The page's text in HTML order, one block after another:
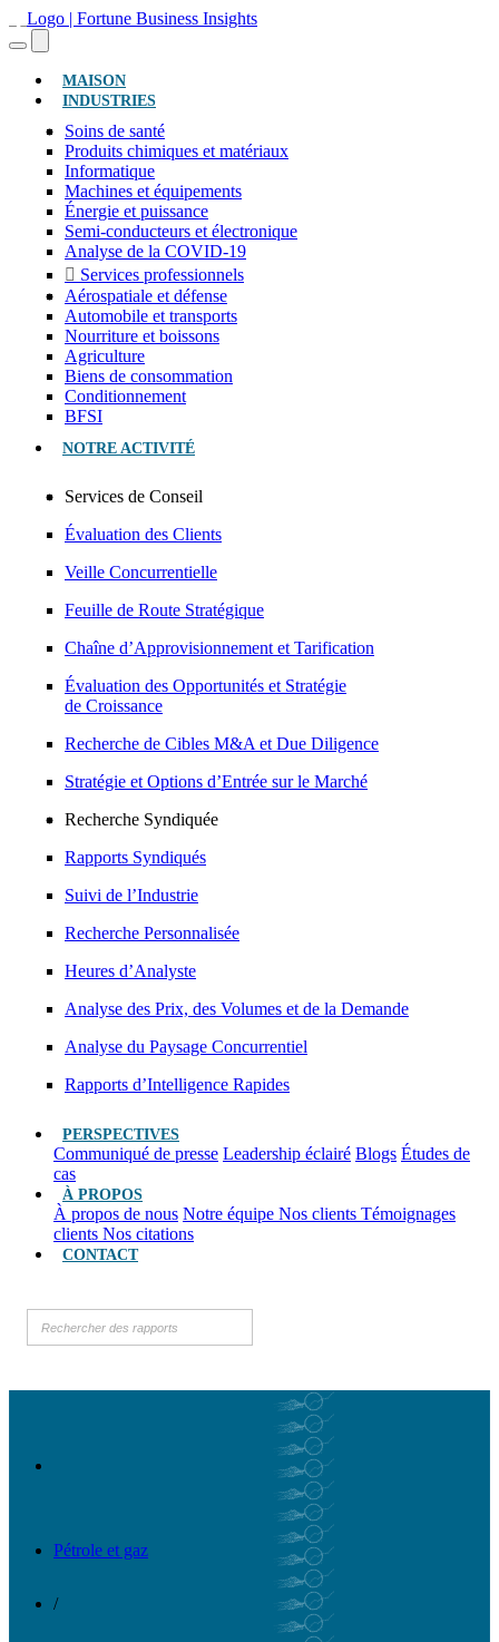
MAISON(ACTUEL)
INDUSTRIES
Soins de santé
Produits chimiques et matériaux
Informatique
Machines et équipements
Énergie et puissance
Semi-conducteurs et électronique
Analyse de la COVID-19
Services professionnels
Aérospatiale et défense
Automobile et transports
Nourriture et boissons
Agriculture
Biens de consommation
Conditionnement
BFSI
NOTRE ACTIVITÉ
Services de Conseil
Évaluation des Clients
Veille Concurrentielle
Feuille de Route Stratégique
Chaîne d’Approvisionnement et Tarification
Évaluation des Opportunités et Stratégie
de Croissance
Recherche de Cibles M&A et Due Diligence
Stratégie et Options d’Entrée sur le Marché
Recherche Syndiquée
Rapports Syndiqués
Suivi de l’Industrie
Recherche Personnalisée
Heures d’Analyste
Analyse des Prix, des Volumes et de la Demande
Analyse du Paysage Concurrentiel
Rapports d’Intelligence Rapides
PERSPECTIVES
Communiqué de presse Leadership éclairé Blogs Études de
cas
À PROPOS
À propos de nous Notre équipe Nos clients Témoignages
clients Nos citations
CONTACT
Pétrole et gaz
/